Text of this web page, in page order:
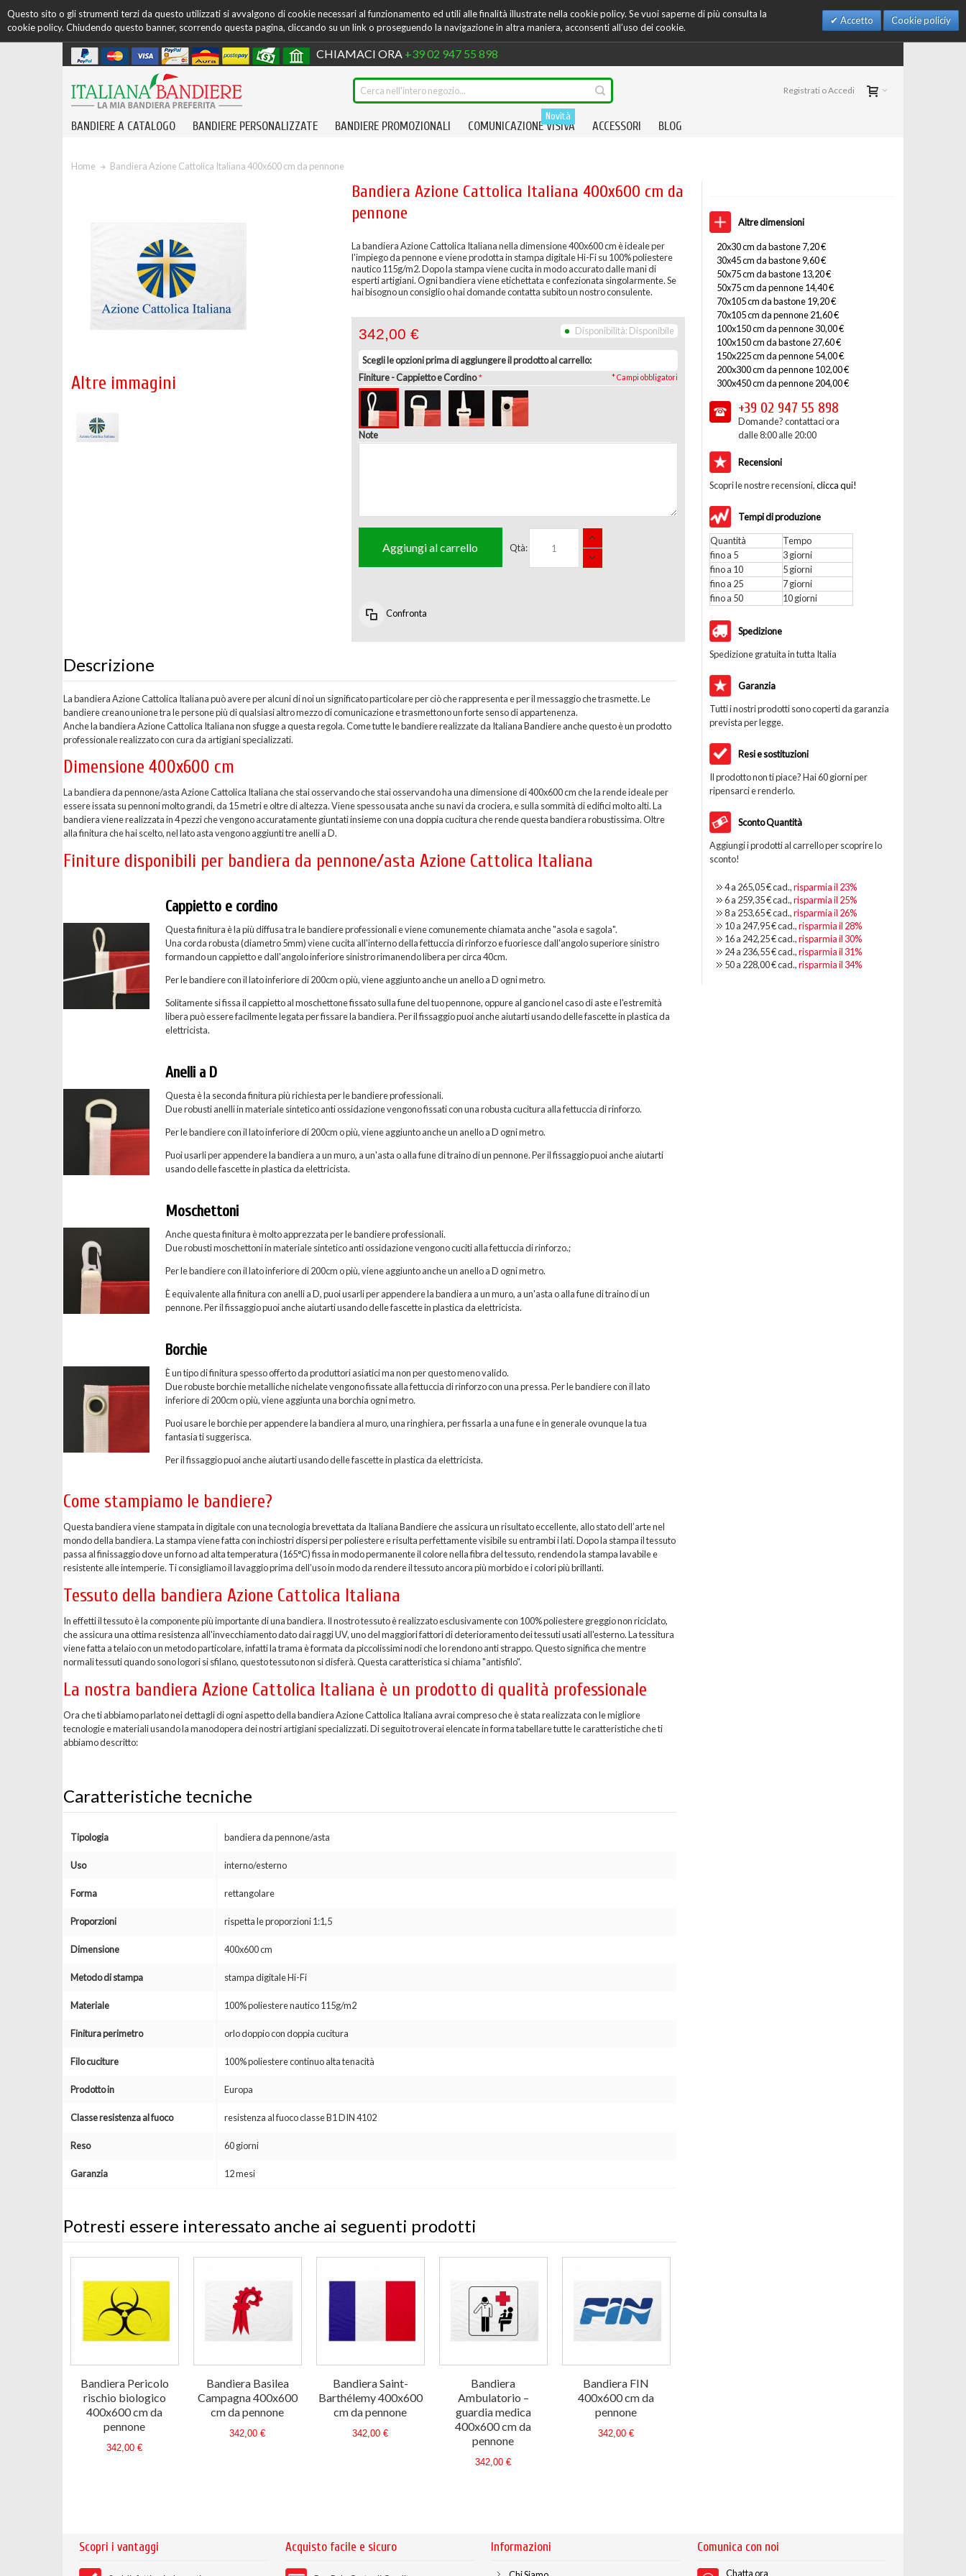
Questo sito o gli strumenti terzi da questo utilizzati si avvalgono di cookie necessari al funzionamento ed utili alle finalità illustrate nella cookie policy. Se vuoi saperne di più consulta la
cookie policy. Chiudendo questo banner, scorrendo questa pagina, cliccando su un link o proseguendo la navigazione in altra maniera, acconsenti all’uso dei cookie.
Accetto Cookie policiy
CHIAMACI ORA +39 02 947 55 898
Registrati o Accedi
BANDIERE A CATALOGO BANDIERE PERSONALIZZATE BANDIERE PROMOZIONALI COMUNICAZIONE VISIVA
Novità
ACCESSORI BLOG
Home Bandiera Azione Cattolica Italiana 400x600 cm da pennone
Altre immagini
Bandiera Azione Cattolica Italiana 400x600 cm da
pennone
La bandiera Azione Cattolica Italiana nella dimensione 400x600 cm è ideale per
l'impiego da pennone e viene prodotta in stampa digitale Hi-Fi su 100% poliestere
nautico 115g/m2. Dopo la stampa viene cucita in modo accurato dalle mani di
esperti artigiani. Ogni bandiera viene etichettata e confezionata singolarmente. Se
hai bisogno un consiglio o hai domande contatta subito un nostro consulente.
Disponibilità: Disponibile
342,00 €
Scegli le opzioni prima di aggiungere il prodotto al carrello:
Finiture- Cappietto e Cordino
Note
* Campi obbligatori
Qtà:
Aggiungi al carrello
Confronta
Altre dimensioni
20x30 cm da bastone 7,20 €
30x45 cm da bastone 9,60 €
50x75 cm da bastone 13,20 €
50x75 cm da pennone 14,40 €
70x105 cm da bastone 19,20 €
70x105 cm da pennone 21,60 €
100x150 cm da pennone 30,00 €
100x150 cm da bastone 27,60 €
150x225 cm da pennone 54,00 €
200x300 cm da pennone 102,00 €
300x450 cm da pennone 204,00 €
+39 02 947 55 898
Domande? contattaci ora
dalle 8:00 alle 20:00
Recensioni
Scopri le nostre recensioni,clicca qui!
Tempi di produzione
Quantità
Tempo
fino a 5
3 giorni
fino a 10
5 giorni
fino a 25
7 giorni
fino a 50
10 giorni
Spedizione
Spedizione gratuita in tutta Italia
Garanzia
Tutti i nostri prodotti sono coperti da garanzia
prevista per legge.
Resi e sostituzioni
Il prodotto non ti piace? Hai 60 giorni per
ripensarci e renderlo.
Sconto Quantità
Aggiungi i prodotti al carrello per scoprire lo
sconto!
4 a 265,05 €cad.,risparmia il 23%
6 a 259,35 €cad.,risparmia il 25%
8 a 253,65 €cad.,risparmia il 26%
10 a 247,95 €cad.,risparmia il 28%
16 a 242,25 €cad.,risparmia il 30%
24 a 236,55 €cad.,risparmia il 31%
50 a 228,00 €cad.,risparmia il 34%
Descrizione
La bandiera Azione Cattolica Italiana può avere per alcuni di noi un significato particolare per ciò che rappresenta e per il messaggio che trasmette. Le
bandiere creano unione tra le persone più di qualsiasi altro mezzo di comunicazione e trasmettono un forte senso di appartenenza.
Anche la bandiera Azione Cattolica Italiana non sfugge a questa regola. Come tutte le bandiere realizzate da Italiana Bandiere anche questo è un prodotto
professionale realizzato con cura da artigiani specializzati.
Dimensione 400x600 cm
La bandiera da pennone/asta Azione Cattolica Italiana che stai osservando che stai osservando ha una dimensione di 400x600 cm che la rende ideale per
essere issata su pennoni molto grandi, da 15 metri e oltre di altezza. Viene spesso usata anche su navi da crociera, e sulla sommità di edifici molto alti. La
bandiera viene realizzata in 4 pezzi che vengono accuratamente giuntati insieme con una doppia cucitura che rende questa bandiera robustissima. Oltre
alla finitura che hai scelto, nel lato asta vengono aggiunti tre anelli a D.
Finiture disponibili per bandiera da pennone/asta Azione Cattolica Italiana
Cappietto e cordino
Questa finitura è la più diffusa tra le bandiere professionali e viene comunemente chiamata anche "asola e sagola".
Una corda robusta (diametro 5mm) viene cucita all'interno della fettuccia di rinforzo e fuoriesce dall'angolo superiore sinistro
formando un cappietto e dall'angolo inferiore sinistro rimanendo libera per circa 40cm.
Per le bandiere con il lato inferiore di 200cm o più, viene aggiunto anche un anello a D ogni metro.
Solitamente si fissa il cappietto al moschettone fissato sulla fune del tuo pennone, oppure al gancio nel caso di aste e l'estremità
libera può essere facilmente legata per fissare la bandiera. Per il fissaggio puoi anche aiutarti usando delle fascette in plastica da
elettricista.
Anelli a D
Questa è la seconda finitura più richiesta per le bandiere professionali.
Due robusti anelli in materiale sintetico anti ossidazione vengono fissati con una robusta cucitura alla fettuccia di rinforzo.
Per le bandiere con il lato inferiore di 200cm o più, viene aggiunto anche un anello a D ogni metro.
Puoi usarli per appendere la bandiera a un muro, a un'asta o alla fune di traino di un pennone. Per il fissaggio puoi anche aiutarti
usando delle fascette in plastica da elettricista.
Moschettoni
Anche questa finitura è molto apprezzata per le bandiere professionali.
Due robusti moschettoni in materiale sintetico anti ossidazione vengono cuciti alla fettuccia di rinforzo.;
Per le bandiere con il lato inferiore di 200cm o più, viene aggiunto anche un anello a D ogni metro.
È equivalente alla finitura con anelli a D, puoi usarli per appendere la bandiera a un muro, a un'asta o alla fune di traino di un
pennone. Per il fissaggio puoi anche aiutarti usando delle fascette in plastica da elettricista.
Borchie
È un tipo di finitura spesso offerto da produttori asiatici ma non per questo meno valido.
Due robuste borchie metalliche nichelate vengono fissate alla fettuccia di rinforzo con una pressa. Per le bandiere con il lato
inferiore di 200cm o più, viene aggiunta una borchia ogni metro.
Puoi usare le borchie per appendere la bandiera al muro, una ringhiera, per fissarla a una fune e in generale ovunque la tua
fantasia ti suggerisca.
Per il fissaggio puoi anche aiutarti usando delle fascette in plastica da elettricista.
Come stampiamo le bandiere?
Questa bandiera viene stampata in digitale con una tecnologia brevettata da Italiana Bandiere che assicura un risultato eccellente, allo stato dell’arte nel
mondo della bandiera. La stampa viene fatta con inchiostri dispersi per poliestere e risulta perfettamente visibile su entrambi i lati. Dopo la stampa il tessuto
passa al finissaggio dove un forno ad alta temperatura (165°C) fissa in modo permanente il colore nella fibra del tessuto, rendendo la stampa lavabile e
resistente alle intemperie. Ti consigliamo il lavaggio prima dell’uso in modo da rendere il tessuto ancora più morbido e i colori più brillanti.
Tessuto della bandiera Azione Cattolica Italiana
In effetti il tessuto è la componente più importante di una bandiera. Il nostro tessuto è realizzato esclusivamente con 100% poliestere greggio non riciclato,
che assicura una ottima resistenza all'invecchiamento dato dai raggi UV, uno del maggiori fattori di deterioramento dei tessuti usati all'esterno. La tessitura
viene fatta a telaio con un metodo particolare, infatti la trama è formata da piccolissimi nodi che lo rendono anti strappo. Questo significa che mentre
normali tessuti quando sono logori si sfilano, questo tessuto non si disferà. Questa caratteristica si chiama "antisfilo".
La nostra bandiera Azione Cattolica Italiana è un prodotto di qualità professionale
Ora che ti abbiamo parlato nei dettagli di ogni aspetto della bandiera Azione Cattolica Italiana avrai compreso che è stata realizzata con le migliore
tecnologie e materiali usando la manodopera dei nostri artigiani specializzati. Di seguito troverai elencate in forma tabellare tutte le caratteristiche che ti
abbiamo descritto:
Caratteristiche tecniche
Tipologia bandiera da pennone/asta
Uso interno/esterno
Forma rettangolare
Proporzioni rispetta le proporzioni 1:1,5
Dimensione 400x600 cm
Metodo di stampa stampa digitale Hi-Fi
Materiale 100% poliestere nautico 115g/m2
Finitura perimetro orlo doppio con doppia cucitura
Filo cuciture 100% poliestere continuo alta tenacità
Prodotto in Europa
Classe resistenza al fuoco resistenza al fuoco classe B1 DIN 4102
Reso 60 giorni
Garanzia 12 mesi
Potresti essere interessato anche ai seguenti prodotti
Bandiera Pericolo
rischio biologico
400x600 cm da
pennone
342,00 €
Bandiera Basilea
Campagna 400x600
cm da pennone
342,00 €
Bandiera Saint-
Barthélemy 400x600
cm da pennone
342,00 €
Bandiera
Ambulatorio –
guardia medica
400x600 cm da
pennone
342,00 €
Bandiera FIN
400x600 cm da
pennone
342,00 €
Scopri i vantaggi Acquisto facile e sicuro Informazioni Comunica con noi
Chatta ora